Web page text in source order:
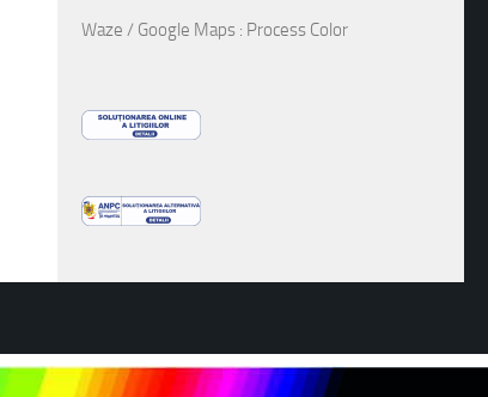
Waze / Google Maps : Process Color